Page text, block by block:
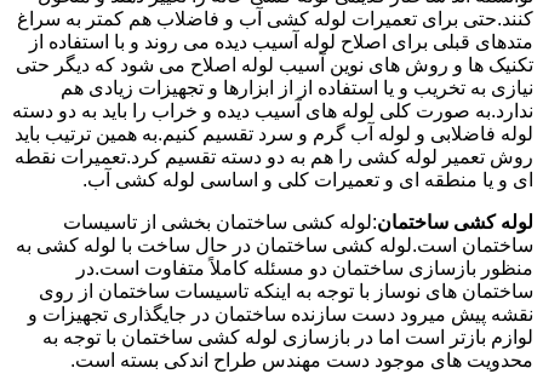
کنند.حتی برای تعمیرات لوله کشی آب و فاضلاب هم کمتر به سراغ
متدهای قبلی برای اصلاح لوله آسیب دیده می روند و با استفاده از
تکنیک ها و روش های نوین آسیب لوله اصلاح می شود که دیگر حتی
نیازی به تخریب و یا استفاده از از ابزارها و تجهیزات زیادی هم
ندارد.به صورت کلی لوله های آسیب دیده و خراب را باید به دو دسته
لوله فاضلابی و لوله آب گرم و سرد تقسیم کنیم.به همین ترتیب باید
روش تعمیر لوله کشی را هم به دو دسته تقسیم کرد.تعمیرات نقطه
ای و یا منطقه ای و تعمیرات کلی و اساسی لوله کشی آب.
لوله کشی ساختمان:لوله کشی ساختمان بخشی از تاسیسات
ساختمان است.لوله کشی ساختمان در حال ساخت با لوله کشی به
منظور بازسازی ساختمان دو مسئله کاملاً متفاوت است.در
ساختمان های نوساز با توجه به اینکه تاسیسات ساختمان از روی
نقشه پیش میرود دست سازنده ساختمان در جایگذاری تجهیزات و
لوازم بازتر است اما در بازسازی لوله کشی ساختمان با توجه به
محدویت های موجود دست مهندس طراح اندکی بسته است.